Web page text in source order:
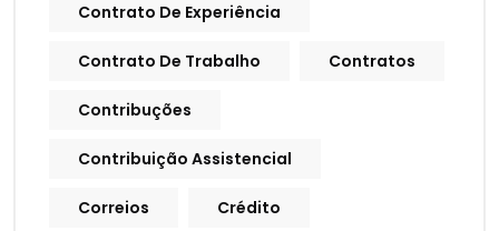
Contrato De Experiência
Contrato De Trabalho Contratos
Contribuções
Contribuição Assistencial
Correios Crédito